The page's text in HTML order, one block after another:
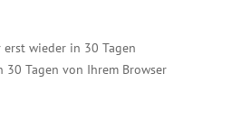
wieder in 30 Tagen
Tagen von Ihrem Browser
Ministerium für
Tourismus und
Vorpommern
Tel.: +49 385 588-